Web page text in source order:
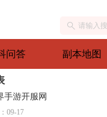
问答 副本地图
手游开服网
09-17